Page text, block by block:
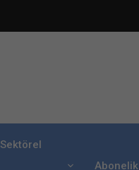
Sektörel
Abonelik